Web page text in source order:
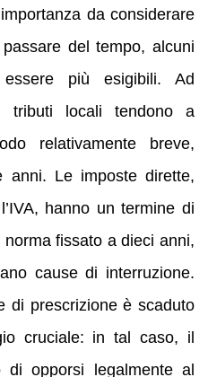
da considerare
del tempo, alcuni
più esigibili. Ad
locali tendono a
relativamente breve,
anni. Le imposte dirette,
hanno un termine di
fissato a dieci anni,
cause di interruzione.
di prescrizione è scaduto
cruciale: in tal caso, il
opporsi legalmente al